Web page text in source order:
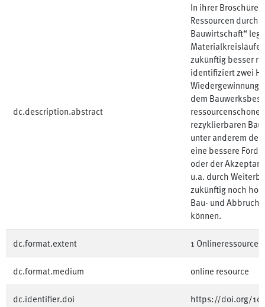
dc.description.abstract
In ihrer Broschüre
Ressourcen durch
Bauwirtschaft“
Materialkreisläufe
zukünftig besser
identifiziert zwei
Wiedergewinnung
dem
rezyklierbaren
unter anderem
eine bessere
oder der
u.a. durch
zukünftig noch
Bau- und
können.
dc.format.extent 1 Onlineressource
dc.format.medium online resource
dc.identifier.doi https://doi.org/